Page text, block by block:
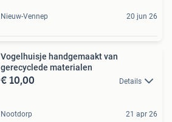
Nieuw-Vennep 20 jun 26
Vogelhuisje handgemaakt van
gerecyclede materialen
€ 10,00 Details
Nootdorp 21 apr 26